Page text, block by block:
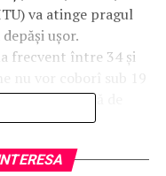
va atinge pragul
uşor.
frecvent între 34 şi
transmisă de
termic